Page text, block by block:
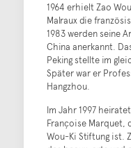
1964 erhielt Zao
Malraux die
1983 werden seine
China anerkannt.
Peking stellte im
Später war er
Hangzhou.
Im Jahr 1997
Françoise Marquet,
Wou-Ki Stiftung ist.